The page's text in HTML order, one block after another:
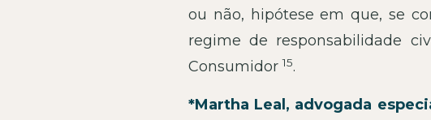
ou não, hipótese em que, se
regime de responsabilidade
Consumidor 15.
*Martha Leal, advogada